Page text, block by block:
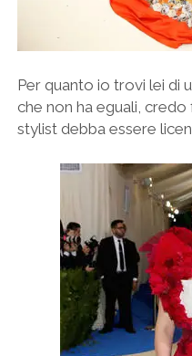
Per quanto io trovi lei di
che non ha eguali,
stylist debba essere